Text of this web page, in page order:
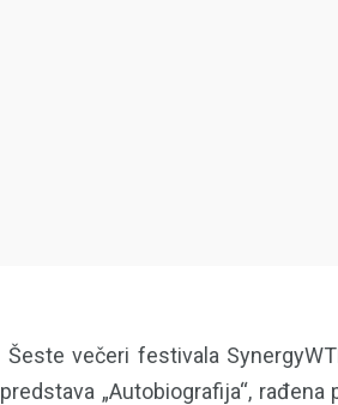
Šeste večeri festivala
predstava „Autobiografija“,